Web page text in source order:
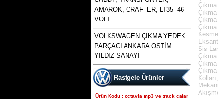
polo 1996 1997 1998 1999
2000 2001 2002 modellere
uyumlu çıkma merkezi kilit
pompası , polo merkezi
Ürün Kodu : bora golf4 toledo octavia
leon çıkma direksiyon kutusu
AMAROK, CRAFTER, LT35 -46
VOLT
VOLKSWAGEN ÇIKMA YEDEK
PARÇACI ANKARA OSTİM
YILDIZ SANAYİ
Rastgele Ürünler
Ürün Kodu : octavia mp3 ve track calar
Sis